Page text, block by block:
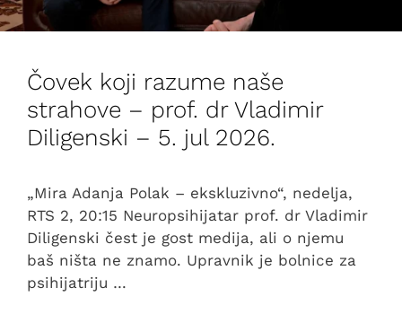
Čovek koji razume naše
strahove – prof. dr Vladimir
Diligenski – 5. jul 2026.
„Mira Adanja Polak – ekskluzivno“, nedelja,
RTS 2, 20:15 Neuropsihijatar prof. dr Vladimir
Diligenski čest je gost medija, ali o njemu
baš ništa ne znamo. Upravnik je bolnice za
psihijatriju …